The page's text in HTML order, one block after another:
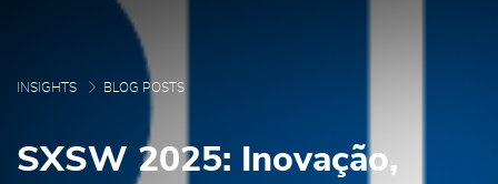
INSIGHTS BLOG POSTS
SXSW 2025: Inovação,